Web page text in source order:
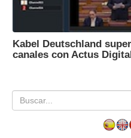
Kabel Deutschland
canales con Actus